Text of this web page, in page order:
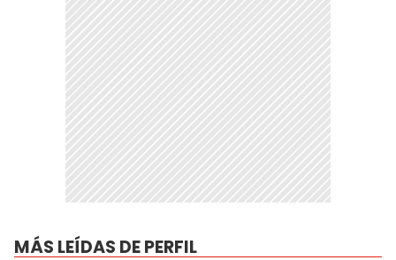
MÁS LEÍDAS DE PERFIL